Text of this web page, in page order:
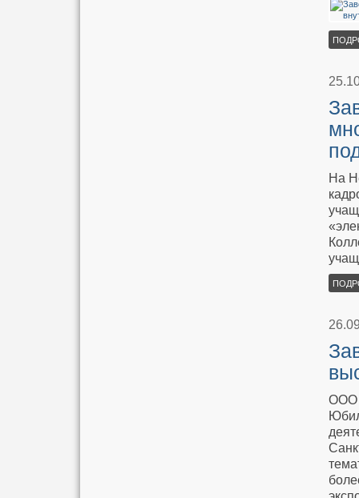
На
ООО